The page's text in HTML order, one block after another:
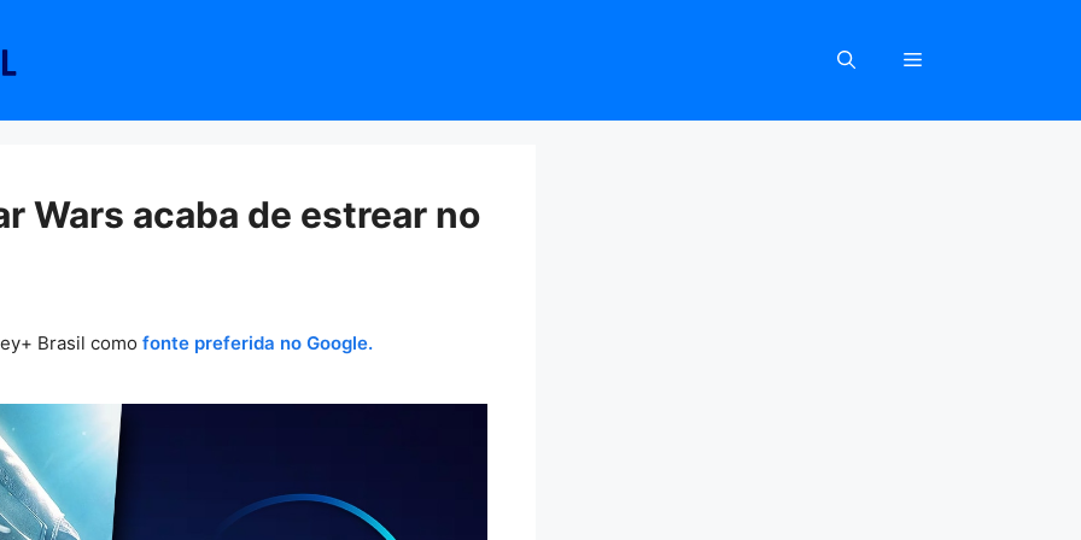
Wars acaba de estrear no
Brasil como fonte preferida no Google.